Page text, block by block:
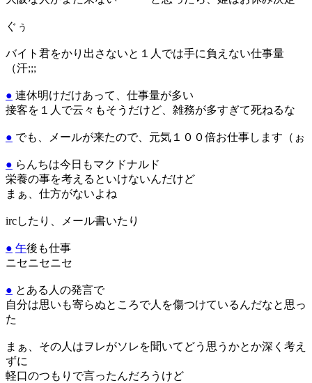
ぐぅ
バイト君をかり出さないと１人では手に負えない仕事量
（汗;;;
● 連休明けだけあって、仕事量が多い
接客を１人で云々もそうだけど、雑務が多すぎて死ねるな
● でも、メールが来たので、元気１００倍お仕事します（ぉ
● らんちは今日もマクドナルド
栄養の事を考えるといけないんだけど
まぁ、仕方がないよね
ircしたり、メール書いたり
● 午後も仕事
ニセニセニセ
● とある人の発言で
自分は思いも寄らぬところで人を傷つけているんだなと思っ
た
まぁ、その人はヲレがソレを聞いてどう思うかとか深く考え
ずに
軽口のつもりで言ったんだろうけど